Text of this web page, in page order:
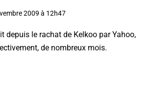
2009 à 12h47
depuis le rachat de Kelkoo par Yahoo,
de nombreux mois.